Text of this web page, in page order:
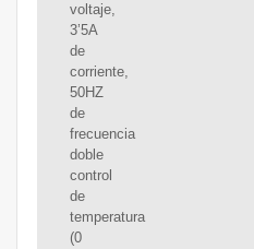
voltaje,
3’5A
de
corriente,
50HZ
de
frecuencia
doble
control
de
temperatura
(0